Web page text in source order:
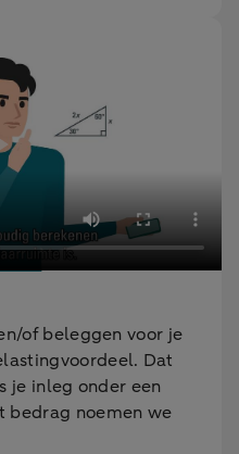
of beleggen voor je
Dat
je inleg onder een
noemen we